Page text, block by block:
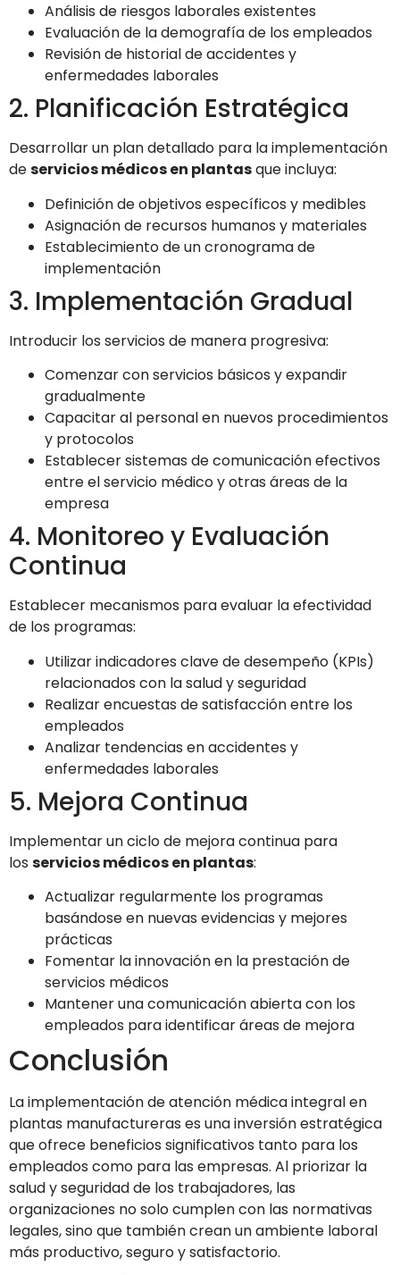
Análisis de riesgos laborales existentes
Evaluación de la demografía de los empleados
Revisión de historial de accidentes y
enfermedades laborales
2. Planificación Estratégica
Desarrollar un plan detallado para la implementación
deservicios médicos en plantasque incluya:
Definición de objetivos específicos y medibles
Asignación de recursos humanos y materiales
Establecimiento de un cronograma de
implementación
3. Implementación Gradual
Introducir los servicios de manera progresiva:
Comenzar con servicios básicos y expandir
gradualmente
Capacitar al personal en nuevos procedimientos
y protocolos
Establecer sistemas de comunicación efectivos
entre el servicio médico y otras áreas de la
empresa
4. Monitoreo y Evaluación
Continua
Establecer mecanismos para evaluar la efectividad
de los programas:
Utilizar indicadores clave de desempeño (KPIs)
relacionados con la salud y seguridad
Realizar encuestas de satisfacción entre los
empleados
Analizar tendencias en accidentes y
enfermedades laborales
5. Mejora Continua
Implementar un ciclo de mejora continua para
los servicios médicos en plantas:
Actualizar regularmente los programas
basándose en nuevas evidencias y mejores
prácticas
Fomentar la innovación en la prestación de
servicios médicos
Mantener una comunicación abierta con los
empleados para identificar áreas de mejora
Conclusión
La implementación de atención médica integral en
plantas manufactureras es una inversión estratégica
que ofrece beneficios significativos tanto para los
empleados como para las empresas. Al priorizar la
salud y seguridad de los trabajadores, las
organizaciones no solo cumplen con las normativas
legales, sino que también crean un ambiente laboral
más productivo, seguro y satisfactorio.